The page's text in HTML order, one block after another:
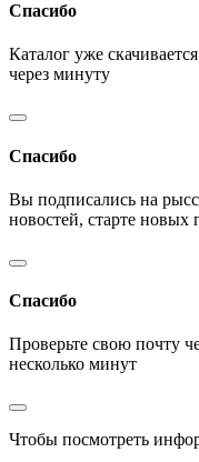
Спасибо
Каталог уже
через минуту
Спасибо
Вы подписались на
новостей, старте
Спасибо
Проверьте свою почту
несколько минут
Чтобы посмотреть